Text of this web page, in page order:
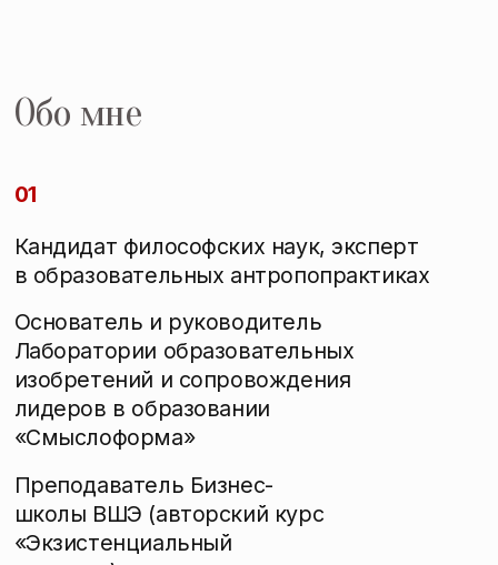
Преподаватель Бизнес-
школы ВШЭ (авторский курс
Номинант премии для Выдающихся
выпускников НИУ ВШЭ в номинации
«Международное лидерство» (2024)